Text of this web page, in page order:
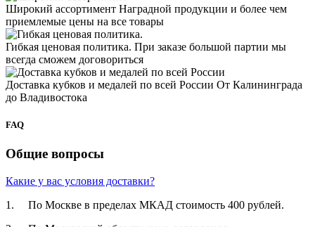
Широкий ассортимент Наградной продукции и более чем
приемлемые цены на все товары
Гибкая ценовая политика. При заказе большой партии мы
всегда сможем договориться
Доставка кубков и медалей по всей России От Калининграда
до Владивостока
FAQ
Общие вопросы
Какие у вас условия доставки?
1. По Москве в пределах МКАД стоимость 400 рублей.